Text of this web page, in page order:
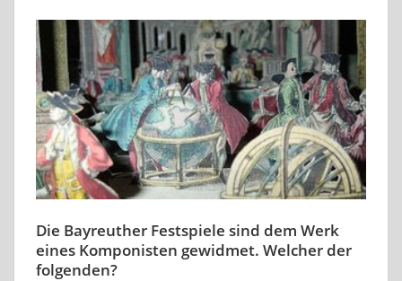
Die Bayreuther Festspiele sind dem Werk
eines Komponisten gewidmet. Welcher der
folgenden?